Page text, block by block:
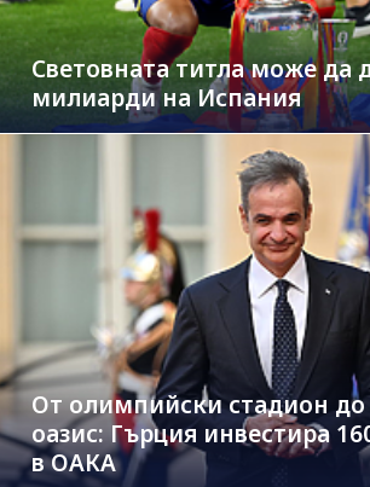
Световната титла може да
милиарди на Испания
От олимпийски стадион до
оазис: Гърция инвестира
в ОАКА